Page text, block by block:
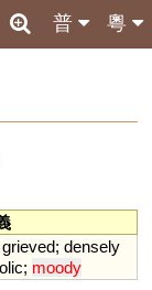
粵
普
grieved; densely
; moody